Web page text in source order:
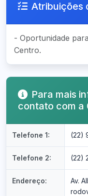
Atribuições
- Oportunidade
Centro.
Para mais
contato com a
Telefone 1: (22)
Telefone 2: (22)
Endereço:
Av.